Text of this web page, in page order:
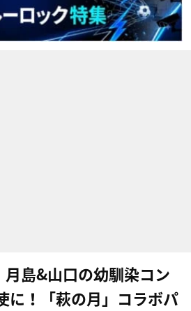
月島&山口の幼馴染コン
に！「萩の月」コラボパ